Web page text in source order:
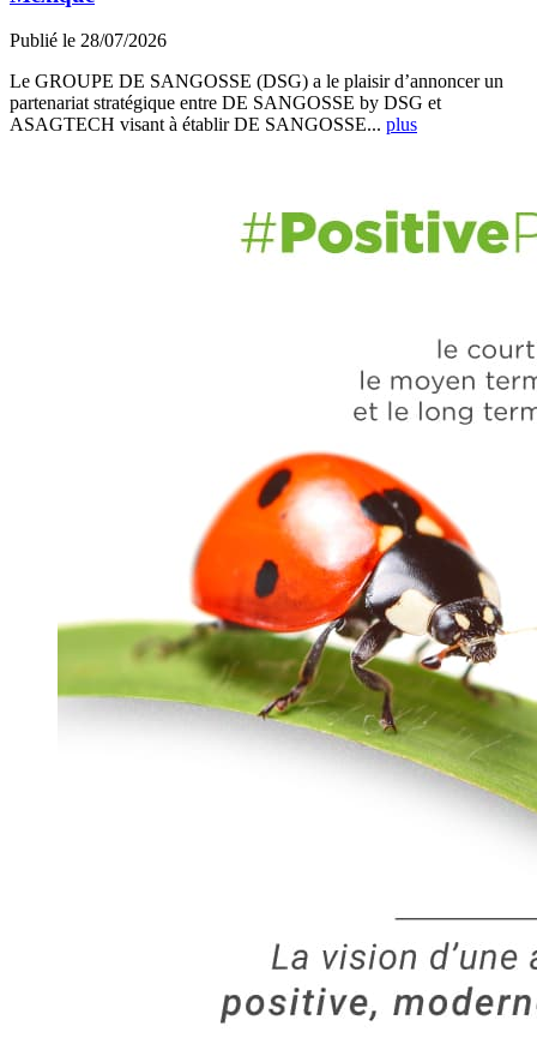
Publié le 28/07/2026
Le GROUPE DE SANGOSSE (DSG) a le plaisir d’annoncer un
partenariat stratégique entre DE SANGOSSE by DSG et
ASAGTECH visant à établir DE SANGOSSE... plus